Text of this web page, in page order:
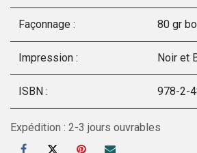
Façonnage : 80 gr
Impression : Noir et
ISBN : 978-2-
Expédition : 2-3 jours ouvrables